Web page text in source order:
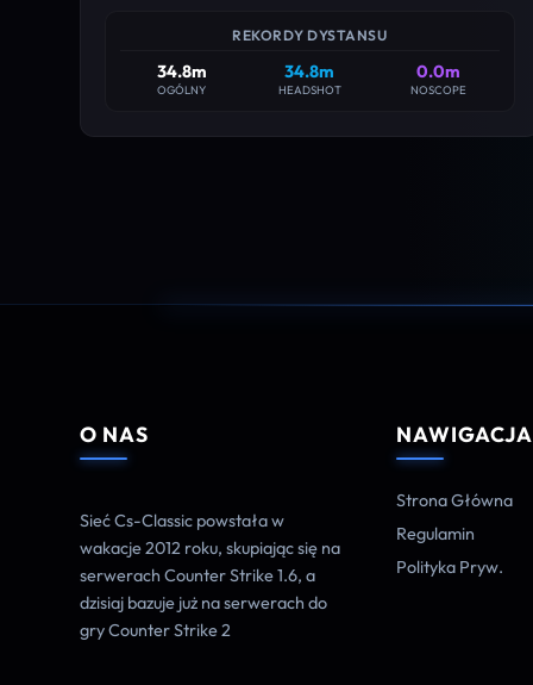
REKORDY DYSTANSU
34.8m
OGÓLNY
34.8m
HEADSHOT
0.0m
NOSCOPE
O NAS
Sieć Cs-Classic powstała w
wakacje 2012 roku, skupiając się na
serwerach Counter Strike 1.6, a
dzisiaj bazuje już na serwerach do
gry Counter Strike 2
NAWIGACJA
Strona Główna
Regulamin
Polityka Pryw.